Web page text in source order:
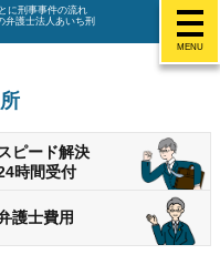
MENU
に刑事事件の流れ
弁護士法人あいち刑
スピード解決
時間受付
護士費用